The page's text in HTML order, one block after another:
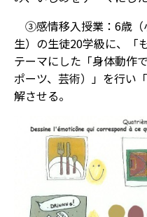
③感情移入授業：6歳（
生）の生徒20学級に、「
テーマにした「身体動作
ポーツ、芸術）」を行い
解させる。